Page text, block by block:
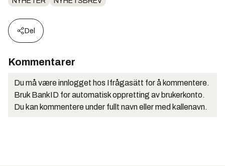
Del
Kommentarer
Du må være innlogget hos Ifrågasätt for å kommentere.
Bruk BankID for automatisk oppretting av brukerkonto.
Du kan kommentere under fullt navn eller med kallenavn.